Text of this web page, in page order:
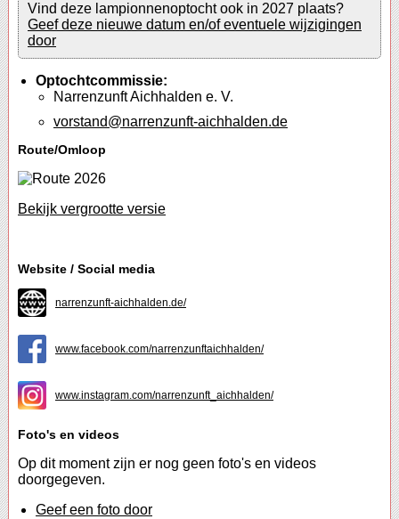
Vind deze lampionnenoptocht ook in 2027 plaats?
Geef deze nieuwe datum en/of eventuele wijzigingen
door
Optochtcommissie:
Narrenzunft Aichhalden e. V.
vorstand@narrenzunft-aichhalden.de
Route/Omloop
Bekijk vergrootte versie
Website / Social media
narrenzunft-aichhalden.de/
www.facebook.com/narrenzunftaichhalden/
www.instagram.com/narrenzunft_aichhalden/
Foto's en videos
Op dit moment zijn er nog geen foto's en videos
doorgegeven.
Geef een foto door